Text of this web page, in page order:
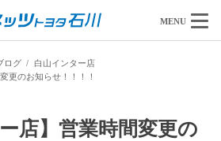
MENU
ログ
白山インター店
更のお知らせ！！！！
店】営業時間変更の